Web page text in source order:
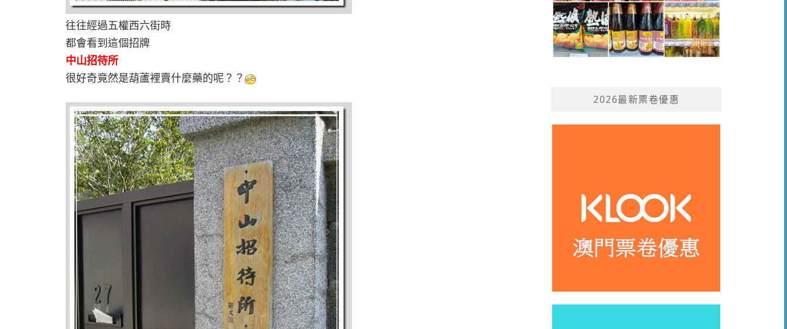
往往經過五權西六街時
都會看到這個招牌
中山招待所
很好奇竟然是葫蘆裡賣什麼藥的呢？？
2026最新票卷優惠